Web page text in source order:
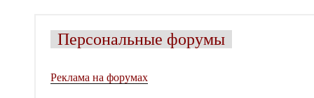
Персональные форумы
Реклама на форумах